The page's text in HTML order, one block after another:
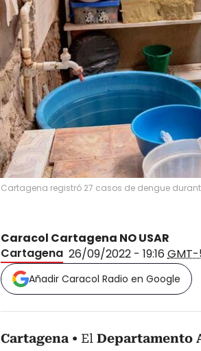
Cartagena registró 27 casos de dengue
Caracol Cartagena NO USAR
Cartagena 26/09/2022 - 19:16
Añadir Caracol Radio en Google
Cartagena El Departamento